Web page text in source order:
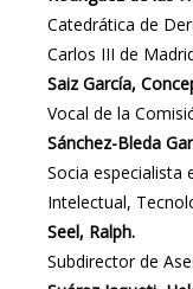
Catedrática de
Carlos III de
Saiz García,
Vocal de la
Sánchez-Bleda
Socia especialista
Intelectual,
Seel, Ralph.
Subdirector de